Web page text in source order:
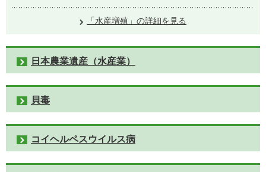
「水産増殖」の詳細を見る
日本農業遺産（水産業）
貝毒
コイヘルペスウイルス病